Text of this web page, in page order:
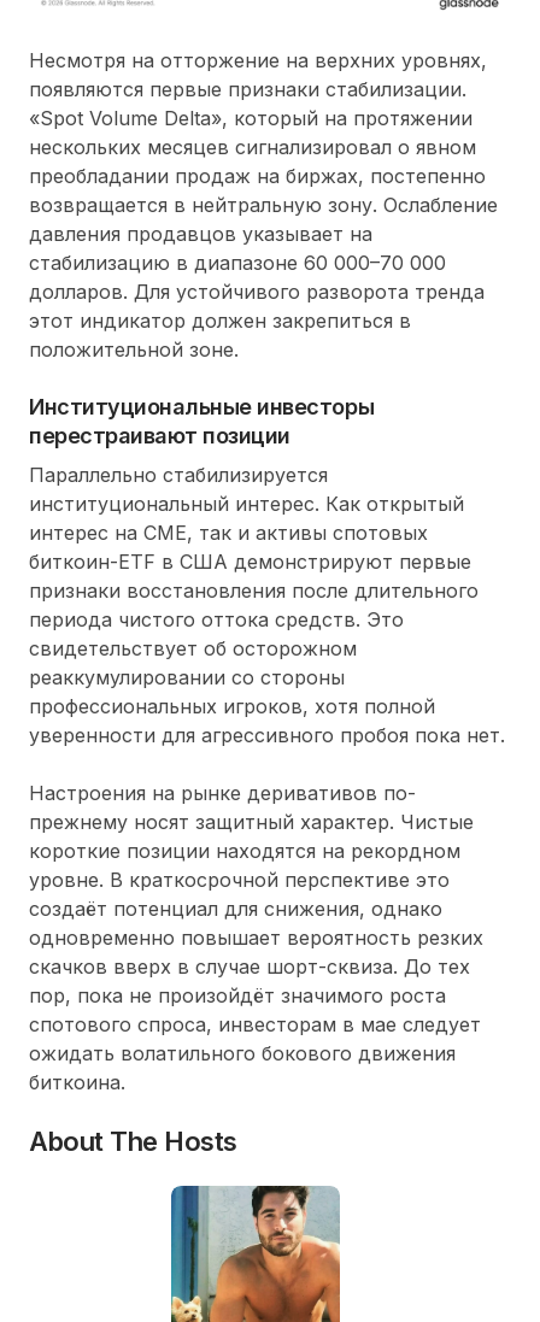
Несмотря на отторжение на верхних уровнях,
появляются первые признаки стабилизации.
«Spot Volume Delta», который на протяжении
нескольких месяцев сигнализировал о явном
преобладании продаж на биржах, постепенно
возвращается в нейтральную зону. Ослабление
давления продавцов указывает на
стабилизацию в диапазоне 60 000–70 000
долларов. Для устойчивого разворота тренда
этот индикатор должен закрепиться в
положительной зоне.
Институциональные инвесторы
перестраивают позиции
Параллельно стабилизируется
институциональный интерес. Как открытый
интерес на CME, так и активы спотовых
биткоин-ETF в США демонстрируют первые
признаки восстановления после длительного
периода чистого оттока средств. Это
свидетельствует об осторожном
реаккумулировании со стороны
профессиональных игроков, хотя полной
уверенности для агрессивного пробоя пока нет.
Настроения на рынке деривативов по-
прежнему носят защитный характер. Чистые
короткие позиции находятся на рекордном
уровне. В краткосрочной перспективе это
создаёт потенциал для снижения, однако
одновременно повышает вероятность резких
скачков вверх в случае шорт-сквиза. До тех
пор, пока не произойдёт значимого роста
спотового спроса, инвесторам в мае следует
ожидать волатильного бокового движения
биткоина.
About The Hosts